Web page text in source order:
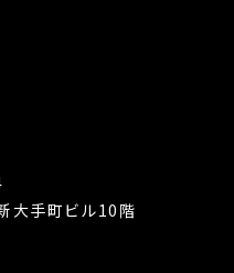
大手町ビル10階